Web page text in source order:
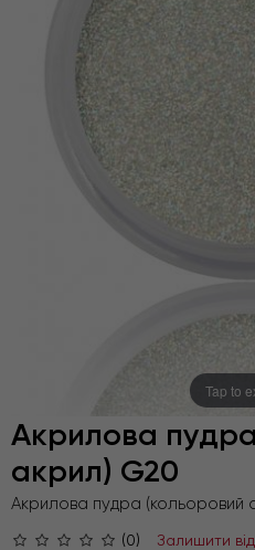
Tap to
Акрилова
акрил) G20
Акрилова пудра (кольоровий
(0) Залишити